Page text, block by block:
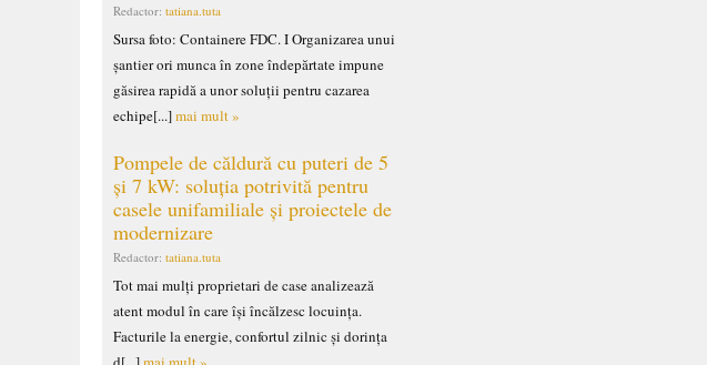
Redactor: tatiana.tuta
Sursa foto: Containere FDC. I Organizarea unui
șantier ori munca în zone îndepărtate impune
găsirea rapidă a unor soluții pentru cazarea
echipe[...]mai mult »
Pompele de căldură cu puteri de 5
și 7 kW: soluția potrivită pentru
casele unifamiliale și proiectele de
modernizare
Redactor: tatiana.tuta
Tot mai mulți proprietari de case analizează
atent modul în care își încălzesc locuința.
Facturile la energie, confortul zilnic și dorința